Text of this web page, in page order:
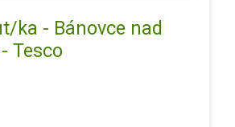
ka - Bánovce nad
Tesco